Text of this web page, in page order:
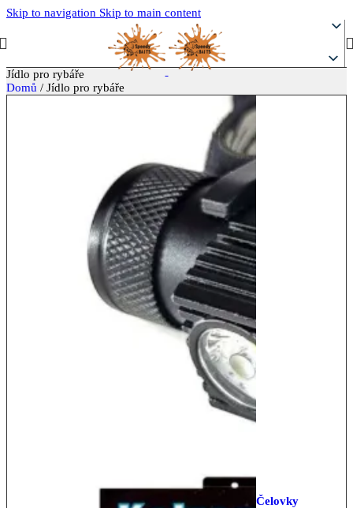
Skip to navigation Skip to main content
Jídlo pro rybáře
Domů / Jídlo pro rybáře
Čelovky